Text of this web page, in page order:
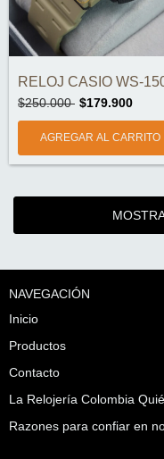
$250.000 $179.900
NAVEGACIÓN
Inicio
Productos
Contacto
La Relojería Colombia
Razones para confiar en